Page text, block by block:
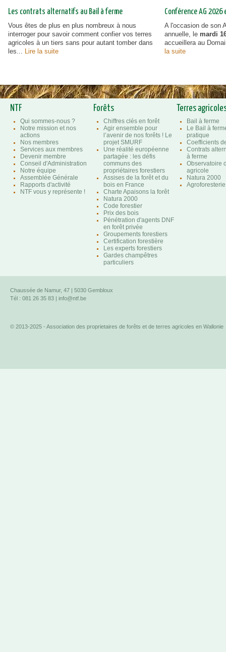
Les contrats alternatifs au Bail à ferme
Vous êtes de plus en plus nombreux à nous
interroger pour savoir comment confier vos terres
agricoles à un tiers sans pour autant tomber dans
les... Lire la suite
Conférence AG
A l'occasion de son
annuelle, le mardi
accueillera au
la suite
NTF
Qui sommes-nous ?
Notre mission et nos
actions
Nos membres
Services aux membres
Devenir membre
Conseil d'Administration
Notre équipe
Assemblée Générale
Rapports d'activité
NTF vous y représente !
Forêts
Chiffres clés en forêt
Agir ensemble pour
l’avenir de nos forêts ! Le
projet SMURF
Une réalité européenne
partagée : les défis
communs des
propriétaires forestiers
Assises de la forêt et du
bois en France
Charte Apaisons la forêt
Natura 2000
Code forestier
Prix des bois
Pénétration d'agents DNF
en forêt privée
Groupements forestiers
Certification forestière
Les experts forestiers
Gardes champêtres
particuliers
Terres
Bail à ferme
Le Bail à
pratique
Coefficients
Contrats
à ferme
Observatoire
agricole
Natura 2000
Chaussée de Namur, 47 | 5030 Gembloux
Tél : 081 26 35 83 | info@ntf.be
© 2013-2025 - Association des proprietaires de forêts et de terres agricoles en Wallonie